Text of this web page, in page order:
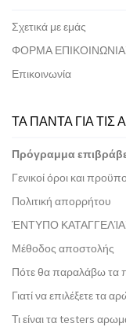
Σχετικά με εμάς
ΦΟΡΜΑ
Επικοινωνία
ΤΑ ΠΑΝΤΑ ΓΙΑ ΤΙΣ
Πρόγραμμα
Γενικοί όροι και
Πολιτική απορρήτου
ΈΝΤΥΠΟ
Μέθοδος αποστολής
Πότε θα παραλάβω τα
Γιατί να επιλέξετε τα
Τι είναι τα testers